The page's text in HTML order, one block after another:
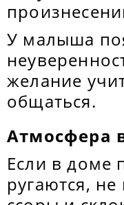
У малыша
желание
общаться.
Атмосфера
Если в доме
ругаются,